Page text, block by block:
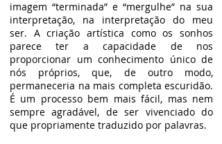
imagem “terminada” e “mergulhe” na sua
interpretação, na interpretação do meu
ser. A criação artística como os sonhos
parece ter a capacidade de nos
proporcionar um conhecimento único de
nós próprios, que, de outro modo,
permaneceria na mais completa escuridão.
É um processo bem mais fácil, mas nem
sempre agradável, de ser vivenciado do
que propriamente traduzido por palavras.